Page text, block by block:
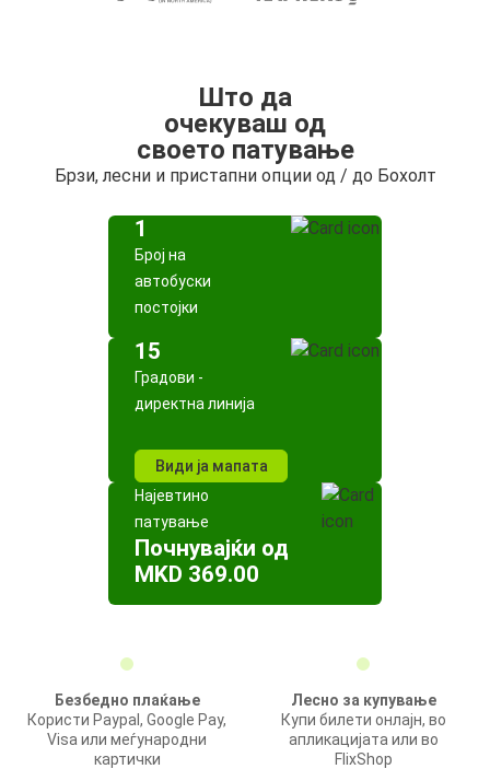
Што да
очекуваш од
своето патување
Брзи, лесни и пристапни опции од / до Бохолт
1
Број на
автобуски
постојки
15
Градови -
директна линија
Види ја мапата
Најевтино
патување
Почнувајќи од
MKD 369.00
Безбедно плаќање
Користи Paypal, Google Pay,
Visa или меѓународни
картички
Лесно за купување
Купи билети онлајн, во
апликацијата или во
FlixShop